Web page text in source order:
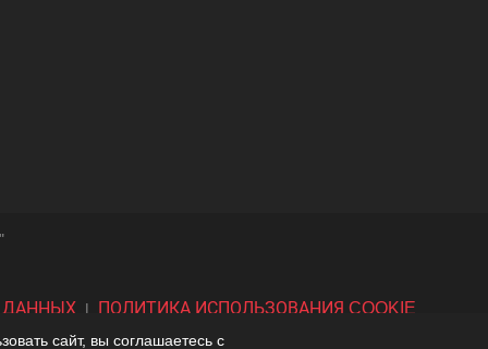
ДАННЫХ |
ПОЛИТИКА ИСПОЛЬЗОВАНИЯ COOKIE
сайт, вы соглашаетесь с